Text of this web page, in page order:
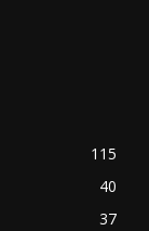
115
40
37